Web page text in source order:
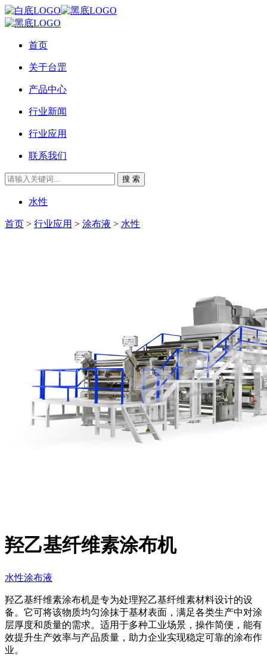
首页
关于台罡
产品中心
行业新闻
行业应用
联系我们
搜 索
水性
首页 > 行业应用 > 涂布液 > 水性
羟乙基纤维素涂布机
水性涂布液
羟乙基纤维素涂布机是专为处理羟乙基纤维素材料设计的设
备。它可将该物质均匀涂抹于基材表面，满足各类生产中对涂
层厚度和质量的需求。适用于多种工业场景，操作简便，能有
效提升生产效率与产品质量，助力企业实现稳定可靠的涂布作
业。